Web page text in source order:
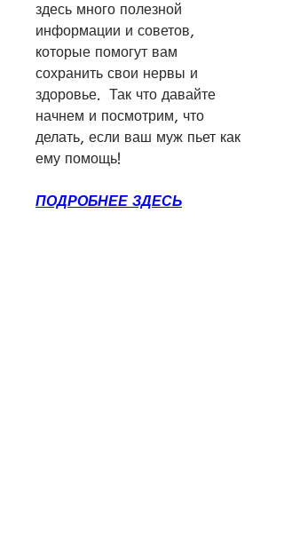
здесь много полезной
информации и советов,
которые помогут вам
сохранить свои нервы и
здоровье.  Так что давайте
начнем и посмотрим, что
делать, если ваш муж пьет как
ему помощь!
ПОДРОБНЕЕ ЗДЕСЬ